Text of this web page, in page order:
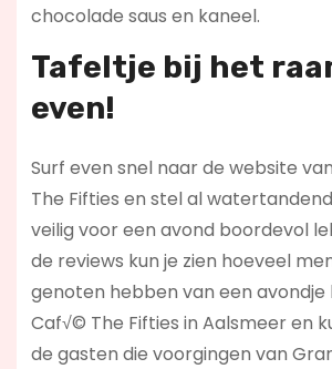
chocolade saus en kaneel.
Tafeltje bij het
even!
Surf even snel naar de website
The Fifties en stel al
veilig voor een avond boordevol
de reviews kun je zien hoeveel
genoten hebben van een avondje
Caf√© The Fifties in Aalsmeer en
de gasten die voorgingen van